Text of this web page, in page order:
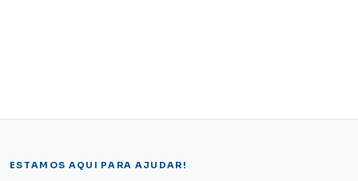
ESTAMOS AQUI PARA AJUDAR!